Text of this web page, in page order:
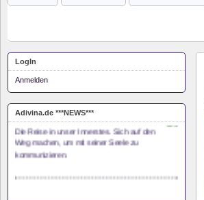
LogIn
Anmelden
Adivina.de ***NEWS***
Weg machen, um mit seiner Seele zu
kommunizieren.